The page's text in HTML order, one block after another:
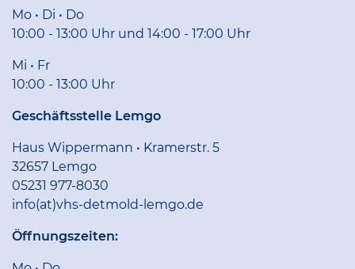
Mo • Di • Do
10:00 - 13:00 Uhr und 14:00 - 17:00 Uhr
Mi • Fr
10:00 - 13:00 Uhr
Geschäftsstelle Lemgo
Haus Wippermann • Kramerstr. 5
32657 Lemgo
05231 977-8030
info(at)vhs-detmold-lemgo.de
Öffnungszeiten: